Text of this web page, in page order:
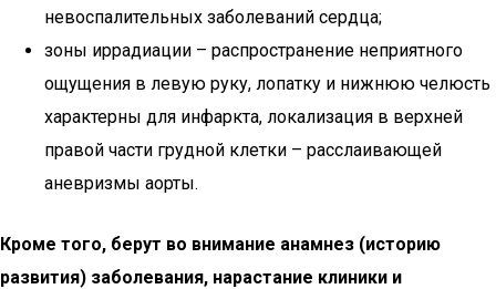
невоспалительных заболеваний сердца;
зоны иррадиации – распространение неприятного
ощущения в левую руку, лопатку и нижнюю челюсть
характерны для инфаркта, локализация в верхней
правой части грудной клетки – расслаивающей
аневризмы аорты.
Кроме того, берут во внимание анамнез (историю
развития) заболевания, нарастание клиники и